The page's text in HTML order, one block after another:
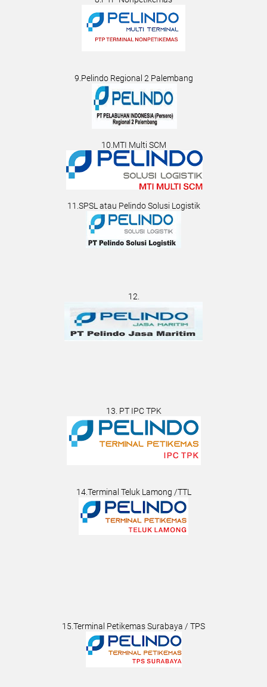
9.Pelindo Regional 2 Palembang
10.MTI Multi SCM
11.SPSL atau Pelindo Solusi Logistik
12.
13. PT IPC TPK
14.Terminal Teluk Lamong /TTL
15.Terminal Petikemas Surabaya / TPS